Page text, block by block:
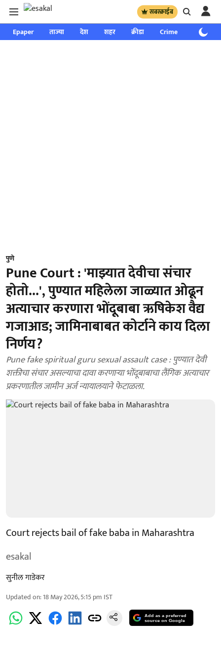
सबस्क्राईब
Epaper ताज्या देश शहर क्रीडा Crime साप्ताहिक
पुणे
Pune Court : 'माझ्यात देवीचा संचार
होतो...', पुण्यात महिलेला जाळ्यात ओढून
अत्याचार करणारा भोंदूबाबा ऋषिकेश वैद्य
गजाआड; जामिनाबाबत कोर्टाने काय दिला
निर्णय?
Pune fake spiritual guru sexual assault case : पुण्यात देवी
शक्तीचा संचार असल्याचा दावा करणाऱ्या भोंदूबाबाचा लैंगिक अत्याचार
प्रकरणातील जामीन अर्ज न्यायालयाने फेटाळला.
Court rejects bail of fake baba in Maharashtra
esakal
सुनील गाडेकर
Updated on:18 May 2026, 5:15 pm IST
Add as a preferred
source on Google